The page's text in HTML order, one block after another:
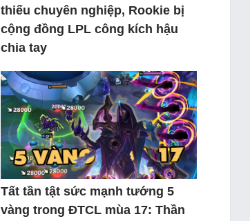
thiếu chuyên nghiệp, Rookie bị
cộng đồng LPL công kích hậu
chia tay
Tất tần tật sức mạnh tướng 5
vàng trong ĐTCL mùa 17: Thần